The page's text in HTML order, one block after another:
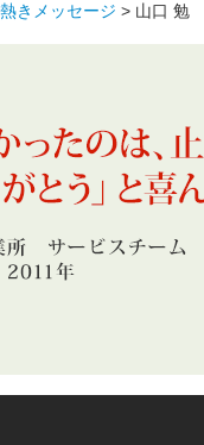
きメッセージ > 山口 勉